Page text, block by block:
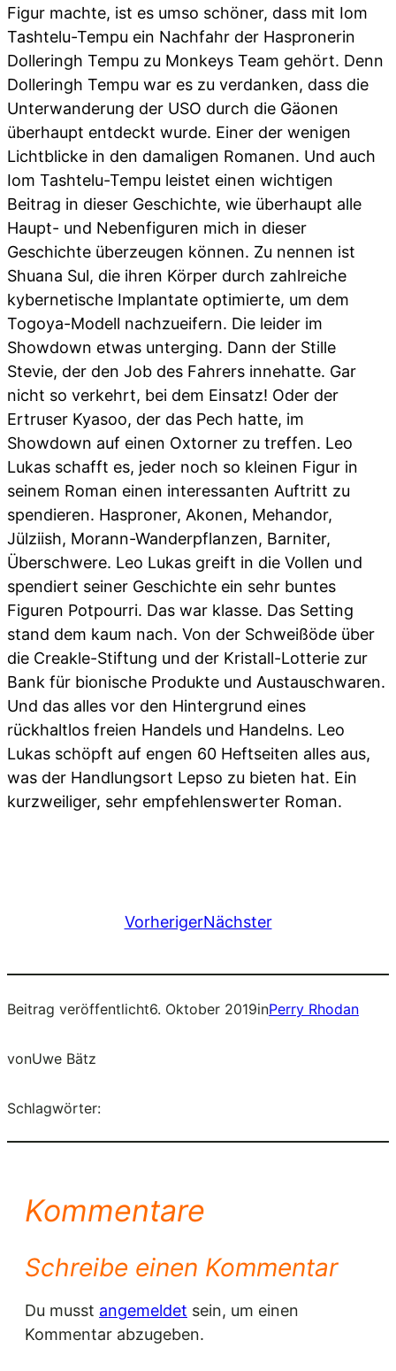
Figur machte, ist es umso schöner, dass mit Iom
Tashtelu-Tempu ein Nachfahr der Haspronerin
Dolleringh Tempu zu Monkeys Team gehört. Denn
Dolleringh Tempu war es zu verdanken, dass die
Unterwanderung der USO durch die Gäonen
überhaupt entdeckt wurde. Einer der wenigen
Lichtblicke in den damaligen Romanen. Und auch
Iom Tashtelu-Tempu leistet einen wichtigen
Beitrag in dieser Geschichte, wie überhaupt alle
Haupt- und Nebenfiguren mich in dieser
Geschichte überzeugen können. Zu nennen ist
Shuana Sul, die ihren Körper durch zahlreiche
kybernetische Implantate optimierte, um dem
Togoya-Modell nachzueifern. Die leider im
Showdown etwas unterging. Dann der Stille
Stevie, der den Job des Fahrers innehatte. Gar
nicht so verkehrt, bei dem Einsatz! Oder der
Ertruser Kyasoo, der das Pech hatte, im
Showdown auf einen Oxtorner zu treffen. Leo
Lukas schafft es, jeder noch so kleinen Figur in
seinem Roman einen interessanten Auftritt zu
spendieren. Hasproner, Akonen, Mehandor,
Jülziish, Morann-Wanderpflanzen, Barniter,
Überschwere. Leo Lukas greift in die Vollen und
spendiert seiner Geschichte ein sehr buntes
Figuren Potpourri. Das war klasse. Das Setting
stand dem kaum nach. Von der Schweißöde über
die Creakle-Stiftung und der Kristall-Lotterie zur
Bank für bionische Produkte und Austauschwaren.
Und das alles vor den Hintergrund eines
rückhaltlos freien Handels und Handelns. Leo
Lukas schöpft auf engen 60 Heftseiten alles aus,
was der Handlungsort Lepso zu bieten hat. Ein
kurzweiliger, sehr empfehlenswerter Roman.
VorherigerNächster
Beitrag veröffentlicht6. Oktober 2019inPerry Rhodan
vonUwe Bätz
Schlagwörter:
Kommentare
Schreibe einen Kommentar
Du musst angemeldet sein, um einen
Kommentar abzugeben.